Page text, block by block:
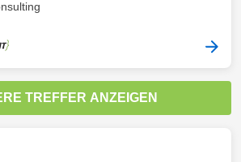
TREFFER ANZEIGEN